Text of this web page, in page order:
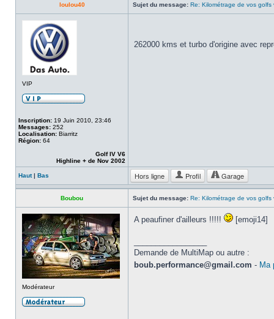
loulou40 Sujet du message: Re: Kilométrage de vos golfs
VIP
Inscription: 19 Juin 2010, 23:46
Messages: 252
Localisation: Biarritz
Région: 64
Golf IV V6
Highline + de Nov 2002
262000 kms et turbo d'origine avec
Haut| Bas Hors ligne Profil Garage
Boubou Sujet du message: Re: Kilométrage de vos golfs
Modérateur
A peaufiner d'ailleurs !!!!! [emoji14]
Demande de MultiMap ou autre :
boub.performance@gmail.com - Ma